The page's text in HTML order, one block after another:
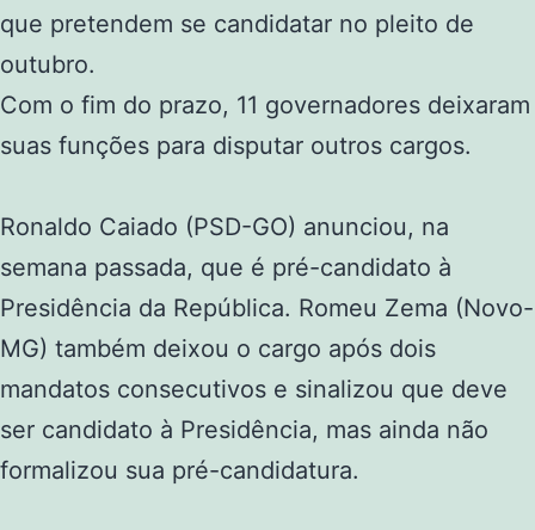
que pretendem se candidatar no pleito de
outubro.
Com o fim do prazo, 11 governadores deixaram
suas funções para disputar outros cargos.
Ronaldo Caiado (PSD-GO) anunciou, na
semana passada, que é pré-candidato à
Presidência da República. Romeu Zema (Novo-
MG) também deixou o cargo após dois
mandatos consecutivos e sinalizou que deve
ser candidato à Presidência, mas ainda não
formalizou sua pré-candidatura.